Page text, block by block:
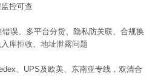
控可查
误、多平台分货、隐私防关联、合规换
库拒收、地址泄露问题
UPS及欧美、东南亚专线，双清合